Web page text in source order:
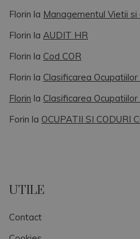
Florin la Managementul Vietii
Florin la AUDIT HR
Florin la Cod COR
Florin la Clasificarea Ocupatiilor
Florin la Clasificarea Ocupatiilor
Forin la OCUPATII SI CODURI
UTILE
Contact